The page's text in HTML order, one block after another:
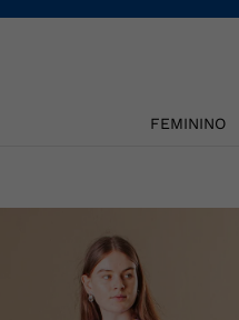
FEMININO